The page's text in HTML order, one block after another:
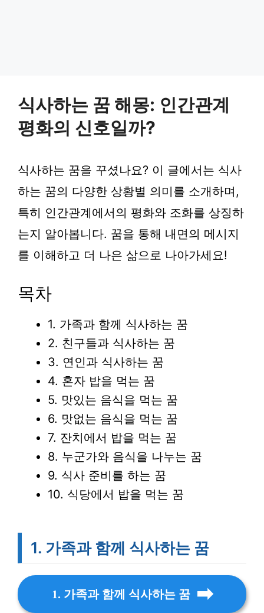
식사하는 꿈 해몽: 인간관계
평화의 신호일까?
식사하는 꿈을 꾸셨나요? 이 글에서는 식사
하는 꿈의 다양한 상황별 의미를 소개하며,
특히 인간관계에서의 평화와 조화를 상징하
는지 알아봅니다. 꿈을 통해 내면의 메시지
를 이해하고 더 나은 삶으로 나아가세요!
목차
1. 가족과 함께 식사하는 꿈
2. 친구들과 식사하는 꿈
3. 연인과 식사하는 꿈
4. 혼자 밥을 먹는 꿈
5. 맛있는 음식을 먹는 꿈
6. 맛없는 음식을 먹는 꿈
7. 잔치에서 밥을 먹는 꿈
8. 누군가와 음식을 나누는 꿈
9. 식사 준비를 하는 꿈
10. 식당에서 밥을 먹는 꿈
1. 가족과 함께 식사하는 꿈
1. 가족과 함께 식사하는 꿈